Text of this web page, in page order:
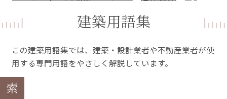
建築用語集
この建築用語集では、建築・設計業者や不動産業者が使
用する専門用語をやさしく解説しています。